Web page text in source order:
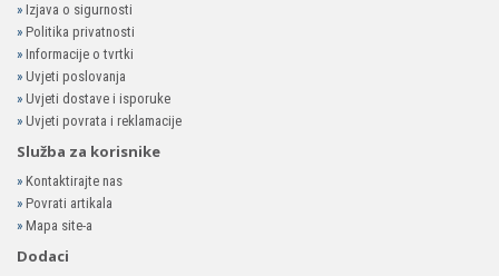
» Izjava o sigurnosti
» Politika privatnosti
» Informacije o tvrtki
» Uvjeti poslovanja
» Uvjeti dostave i isporuke
» Uvjeti povrata i reklamacije
Služba za korisnike
» Kontaktirajte nas
» Povrati artikala
» Mapa site-a
Dodaci